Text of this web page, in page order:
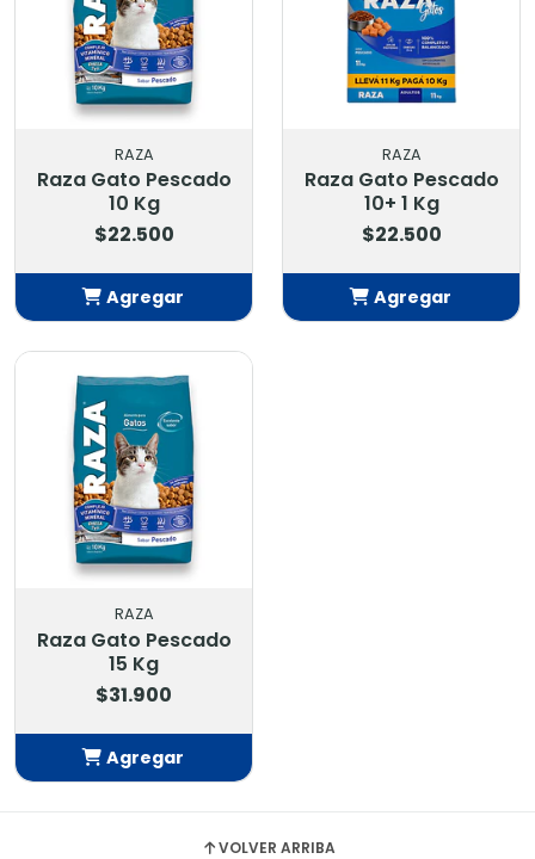
RAZA
Raza Gato Pescado
10 Kg
$22.500
Agregar
Añadido
RAZA
Raza Gato Pescado
10+ 1 Kg
$22.500
Agregar
RAZA
Raza Gato Pescado
15 Kg
$31.900
Agregar
VOLVER ARRIBA